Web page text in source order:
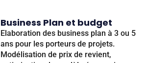
Business Plan et budget
Elaboration des business plan à 3 ou 5
ans pour les porteurs de projets.
Modélisation de prix de revient,